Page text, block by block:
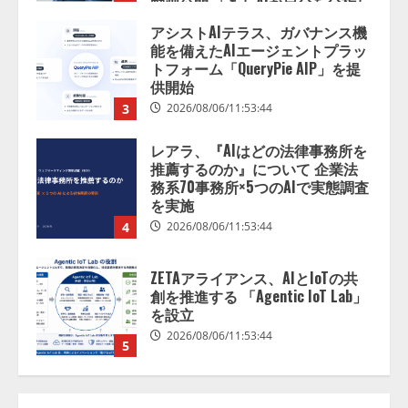
4
レアラ、『AIはどの法律事務所を
推薦するのか』について 企業法
務系70事務所×5つのAIで実態調査
を実施
2026/08/06/11:53:44
5
ZETAアライアンス、AIとIoTの共
創を推進する 「Agentic IoT Lab」
を設立
2026/08/06/11:53:44
1
AI駆動開発の推進に向けて
「TinhVan Technologies JSC.」と業
務提携
2026/08/06/14:54:32